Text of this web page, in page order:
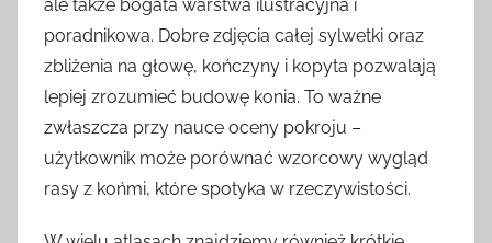
ale także bogata warstwa ilustracyjna i
poradnikowa. Dobre zdjęcia całej sylwetki oraz
zbliżenia na głowę, kończyny i kopyta pozwalają
lepiej zrozumieć budowę konia. To ważne
zwłaszcza przy nauce oceny pokroju –
użytkownik może porównać wzorcowy wygląd
rasy z końmi, które spotyka w rzeczywistości.